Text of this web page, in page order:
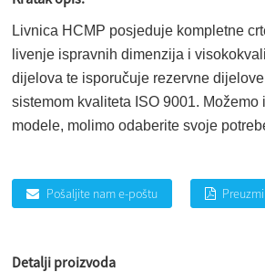
Livnica HCMP posjeduje kompletne
livenje ispravnih dimenzija i
dijelova te isporučuje rezervne
sistemom kvaliteta ISO 9001.
modele, molimo odaberite svoje
Pošaljite nam e-poštu
Detalji proizvoda